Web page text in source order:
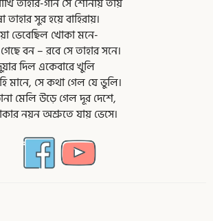
সুর হয়ে বাহিরায়।
ভেবেছিল খোকা মনে-
বন – রবে সে তাহার সনে।
দিল একেবারে খুলি
মানে, সে কথা গেল যে ভুলি।
মেলি উড়ে গেল দূর দেশে,
নয়ন অশ্রুতে যায় ভেসে।